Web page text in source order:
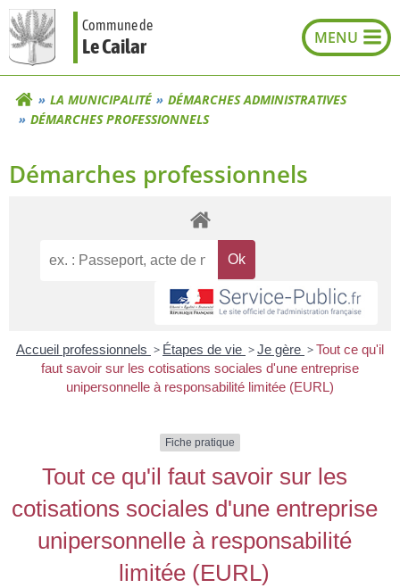
Aller
au
contenu
Commune de
Le Cailar
LA MUNICIPALITÉ
DÉMARCHES ADMINISTRATIVES
DÉMARCHES PROFESSIONNELS
Démarches professionnels
Accueil professionnels > Étapes de vie >Je gère >Tout ce qu'il
faut savoir sur les cotisations sociales d'une entreprise
unipersonnelle à responsabilité limitée (EURL)
Fiche pratique
Tout ce qu'il faut savoir sur les
cotisations sociales d'une entreprise
unipersonnelle à responsabilité
limitée (EURL)